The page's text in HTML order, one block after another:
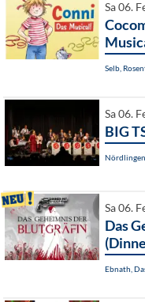
Sa 06.
Selb,
Sa 06.
BIG
Sa 06.
Das
Ebnath,